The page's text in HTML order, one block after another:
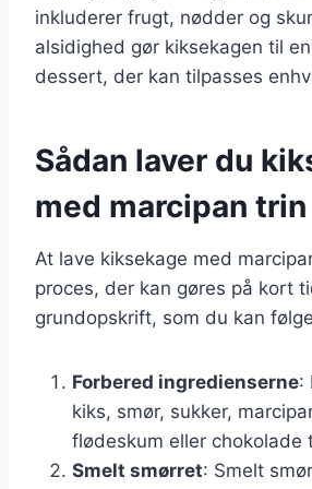
inkluderer frugt, nødder og
alsidighed gør kiksekagen til
dessert, der kan tilpasses
Sådan laver du
med marcipan
At lave kiksekage med
proces, der kan gøres på kort
grundopskrift, som du kan
Forbered ingredienserne:
kiks, smør, sukker,
flødeskum eller chokolade
Smelt smørret: Smelt